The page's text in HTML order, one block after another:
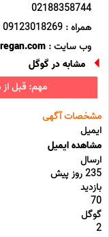
02188358744
همراه : 09123018269
وب سایت :
مشابه در گوگل
مهم: قبل
مشخصات آگهی
ایمیل
مشاهده ایمیل
ارسال
235 روز پیش
بازدید
70
گوگل
2